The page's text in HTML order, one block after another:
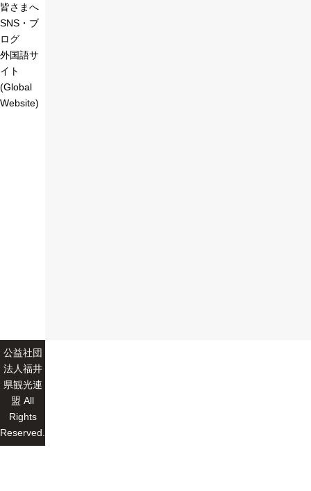
皆さまへ
SNS・ブ
ログ
外国語サ
イト
(Global
Website)
公益社団
法人福井
県観光連
盟 All
Rights
Reserved.